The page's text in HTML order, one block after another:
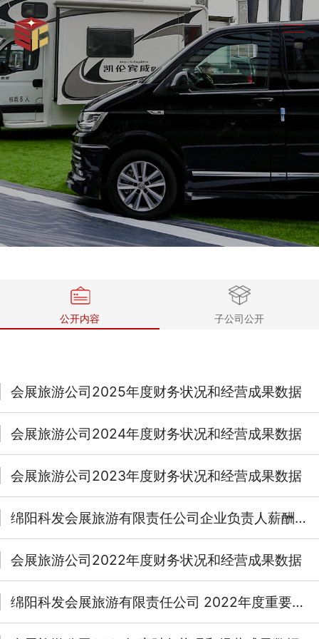
公开内容 子公司公开
会展旅游公司2025年度财务状况和经营成果数据
会展旅游公司2024年度财务状况和经营成果数据
会展旅游公司2023年度财务状况和经营成果数据
绵阳科发会展旅游有限责任公司企业负责人薪酬信息披露
会展旅游公司2022年度财务状况和经营成果数据
绵阳科发会展旅游有限责任公司 2022年度重要人事变动情况